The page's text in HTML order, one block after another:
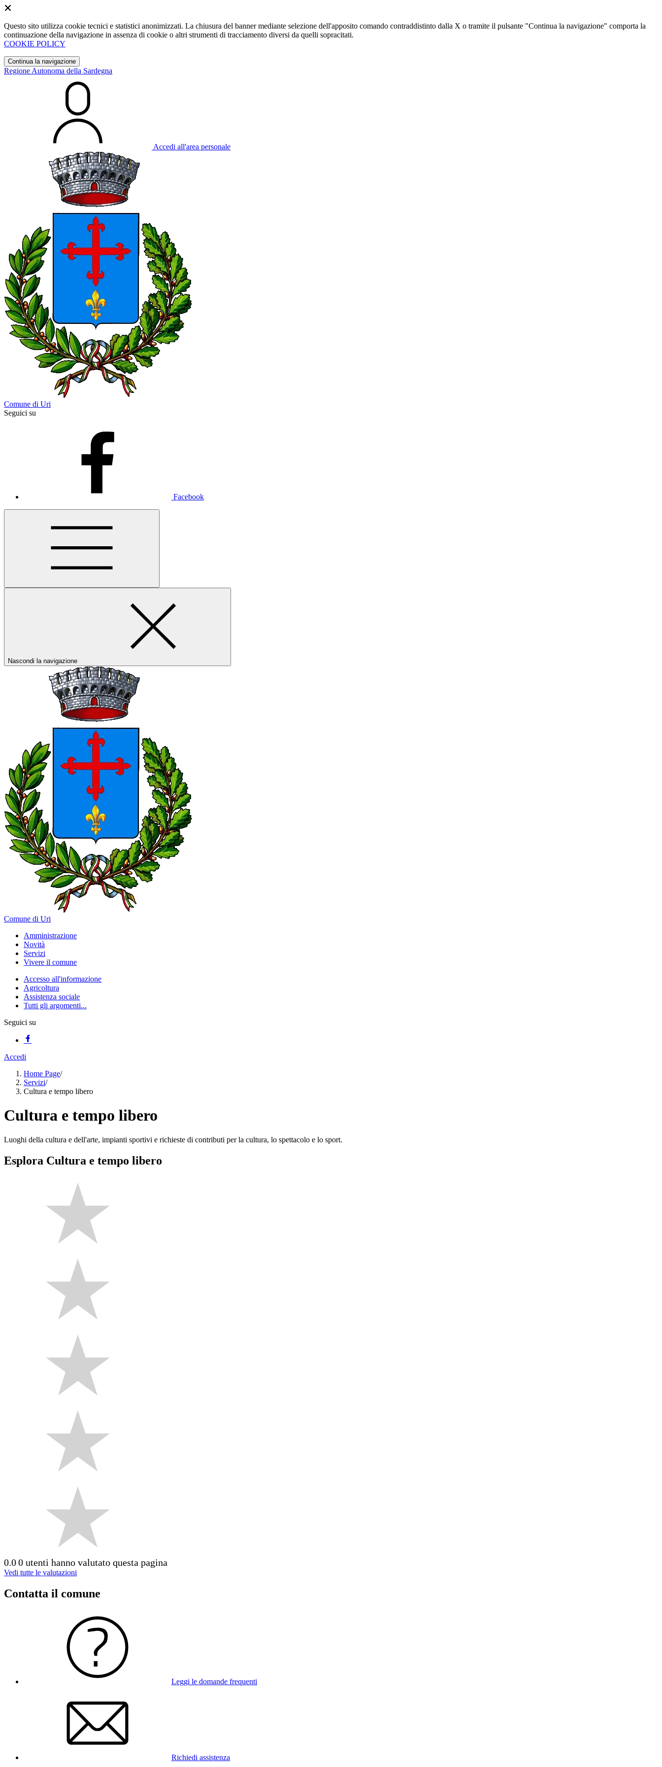
Questo sito utilizza cookie tecnici e statistici anonimizzati. La chiusura del banner mediante selezione dell'apposito comando contraddistinto dalla X o tramite il pulsante "Continua la navigazione" comporta la
continuazione della navigazione in assenza di cookie o altri strumenti di tracciamento diversi da quelli sopracitati.
COOKIE POLICY
Continua la navigazione
Regione Autonoma della Sardegna
Accedi all'area personale
Comune di Uri
Seguici su
Facebook
Nascondi la navigazione
Comune di Uri
Amministrazione
Novità
Servizi
Vivere il comune
Accesso all'informazione
Agricoltura
Assistenza sociale
Tutti gli argomenti...
Seguici su
Accedi
Home Page/
Servizi/
Cultura e tempo libero
Cultura e tempo libero
Luoghi della cultura e dell'arte, impianti sportivi e richieste di contributi per la cultura, lo spettacolo e lo sport.
Esplora Cultura e tempo libero
0.00 utenti hanno valutato questa pagina
Vedi tutte le valutazioni
Contatta il comune
Leggi le domande frequenti
Richiedi assistenza